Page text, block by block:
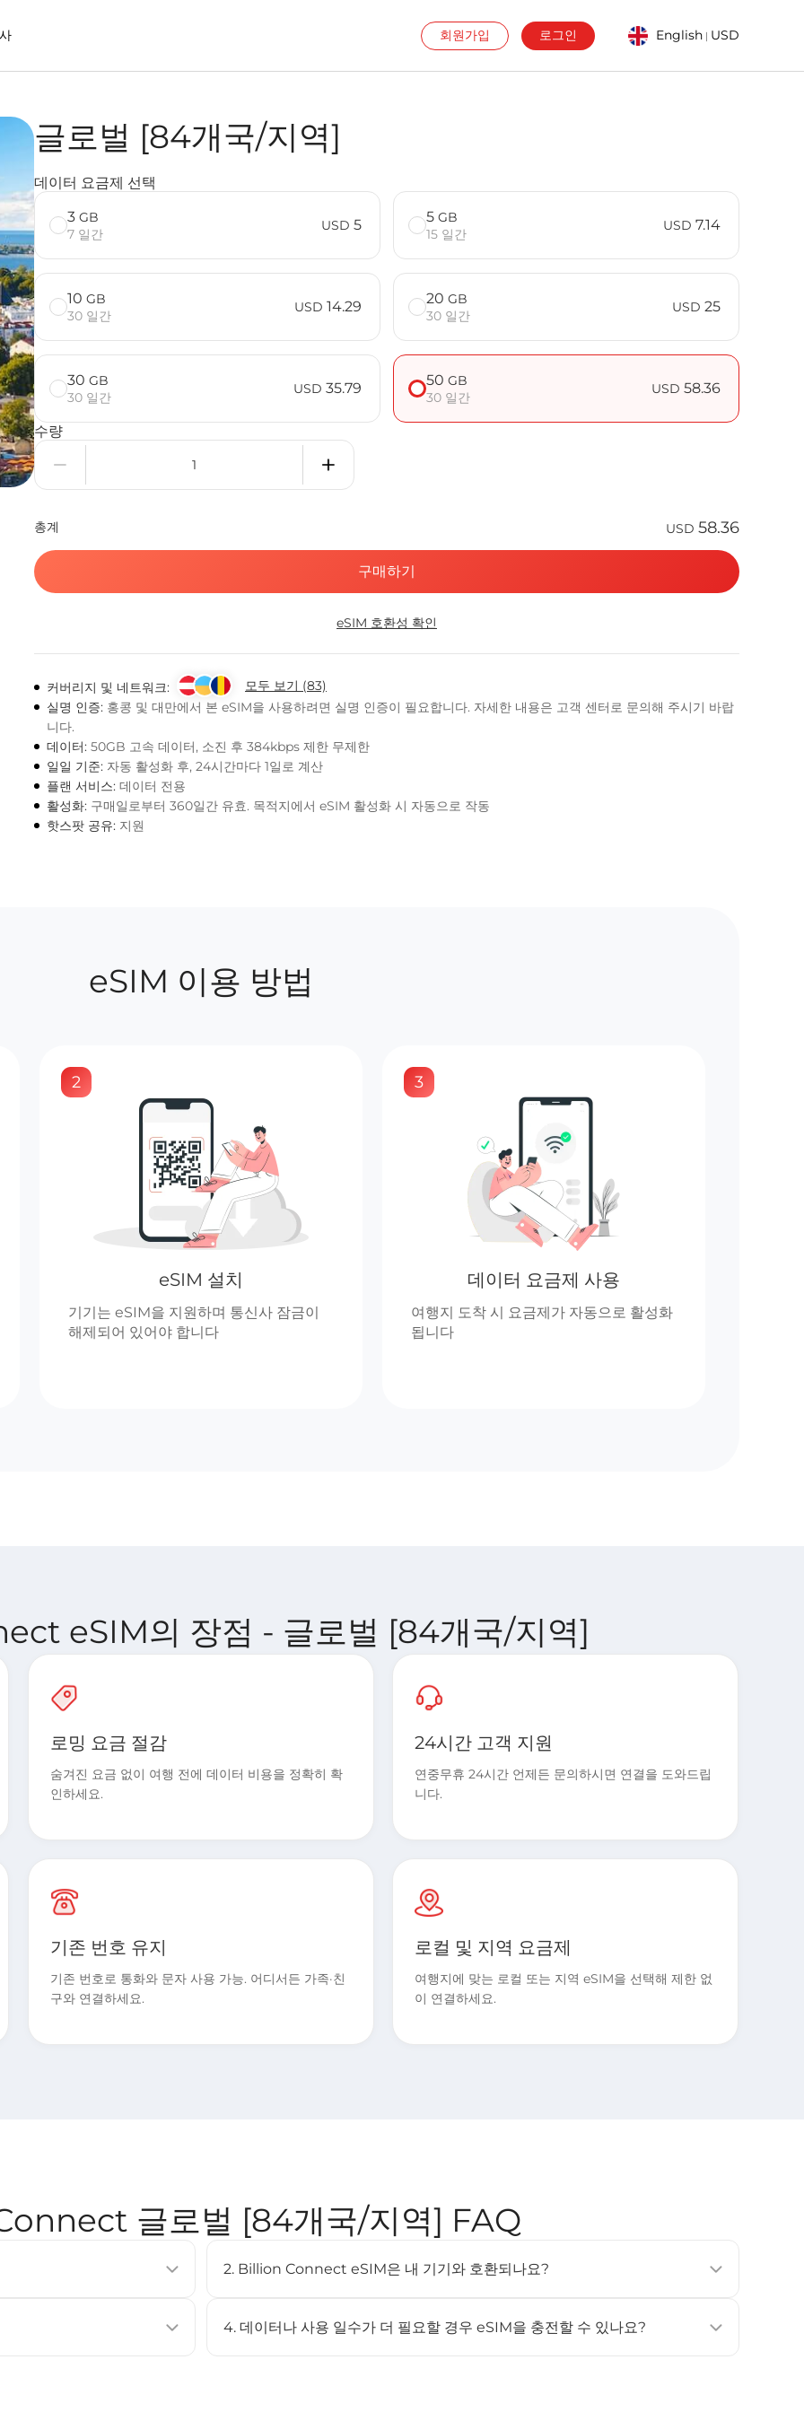
회원가입 로그인 English | USD
때의 장점
글로벌 [84개국/지역]
데이터 요금제 선택
3 GB
7 일간
USD 5 5 GB
15 일간
USD 7.14
10 GB
30 일간
USD 14.29 20 GB
30 일간
USD 25
30 GB
30 일간
USD 35.79 50 GB
30 일간
USD 58.36
수량
총계 USD 58.36
구매하기
eSIM 호환성 확인
커버리지 및 네트워크:
모두 보기 (83)
실명 인증: 홍콩 및 대만에서 본 eSIM을 사용하려면 실명 인증이 필요합니다. 자세한 내용은 고객 센터로 문의해 주시기 바랍
니다.
데이터: 50GB 고속 데이터, 소진 후 384kbps 제한 무제한
일일 기준: 자동 활성화 후, 24시간마다 1일로 계산
플랜 서비스: 데이터 전용
활성화: 구매일로부터 360일간 유효. 목적지에서 eSIM 활성화 시 자동으로 작동
핫스팟 공유: 지원
eSIM 이용 방법
2
eSIM 설치
기기는 eSIM을 지원하며 통신사 잠금이
해제되어 있어야 합니다
3
데이터 요금제 사용
여행지 도착 시 요금제가 자동으로 활성화
됩니다
eSIM의 장점 - 글로벌 [84개국/지역]
로밍 요금 절감
숨겨진 요금 없이 여행 전에 데이터 비용을 정확히 확
인하세요.
24시간 고객 지원
연중무휴 24시간 언제든 문의하시면 연결을 도와드립
니다.
기존 번호 유지
기존 번호로 통화와 문자 사용 가능. 어디서든 가족·친
구와 연결하세요.
로컬 및 지역 요금제
여행지에 맞는 로컬 또는 지역 eSIM을 선택해 제한 없
이 연결하세요.
글로벌 [84개국/지역] FAQ
로필을 저장할 수 있습니다.
2. Billion Connect eSIM은 내 기기와 호환되나요?
XS 이상, Google Pixel 3 이상, Samsung Galaxy S20 이상). 자세한 내용은 [
호환 기기]
페이지를 확인하세요.
4. 데이터나 사용 일수가 더 필요할 경우 eSIM을 충전할 수 있나요?